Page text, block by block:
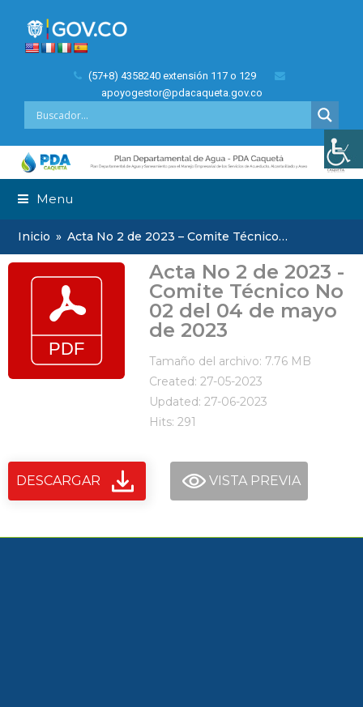
(57+8) 4358240 extensión 117 o 129
apoyogestor@pdacaqueta.gov.co
Menu
Inicio » Acta No 2 de 2023 – Comite Técnico…
Acta No 2 de 2023 -
Comite Técnico No
02 del 04 de mayo
de 2023
Tamaño del archivo: 7.76 MB
Created: 27-05-2023
Updated: 27-06-2023
Hits: 291
DESCARGAR VISTA PREVIA